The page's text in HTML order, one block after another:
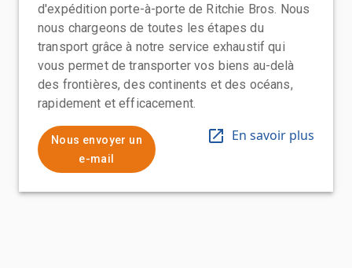
d'expédition porte-à-porte de Ritchie Bros. Nous
nous chargeons de toutes les étapes du
transport grâce à notre service exhaustif qui
vous permet de transporter vos biens au-delà
des frontières, des continents et des océans,
rapidement et efficacement.
Nous envoyer un
e-mail
En savoir plus